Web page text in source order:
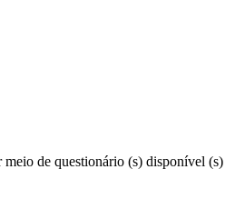
de questionário (s) disponível (s)